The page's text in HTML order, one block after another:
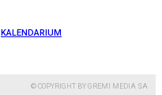
KALENDARIUM
© COPYRIGHT BY GREMI MEDIA SA